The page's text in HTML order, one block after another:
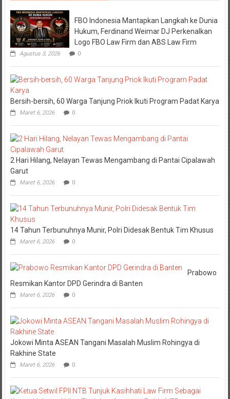
FBO Indonesia Mantapkan Langkah ke Dunia
Hukum, Ferdinand Weimar DJ Perkenalkan
Logo FBO Law Firm dan ABS Law Firm
Agustus 3, 2026 0
Bersih-bersih, 60 Warga Tanjung Priok Ikuti Program Padat Karya
Maret 6, 2026 0
2 Hari Hilang, Nelayan Tewas Mengambang di Pantai Cipalawah
Garut
Maret 6, 2026 0
14 Tahun Terbunuhnya Munir, Polri Didesak Bentuk Tim Khusus
Maret 6, 2026 0
Prabowo
Resmikan Kantor DPD Gerindra di Banten
Maret 6, 2026 0
Jokowi Minta ASEAN Tangani Masalah Muslim Rohingya di
Rakhine State
Maret 6, 2026 0